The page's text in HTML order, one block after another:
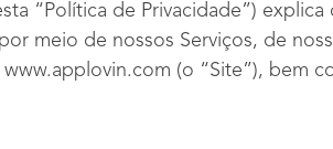
“Política de Privacidade”)
meio de nossos Serviços, de
(o “Site”), bem